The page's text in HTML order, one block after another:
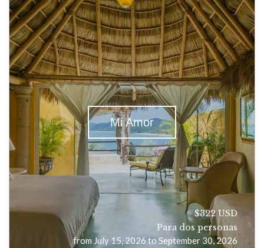
$322 USD
Para dos personas
from July 15, 2026 to September 30, 2026
Mi Amor